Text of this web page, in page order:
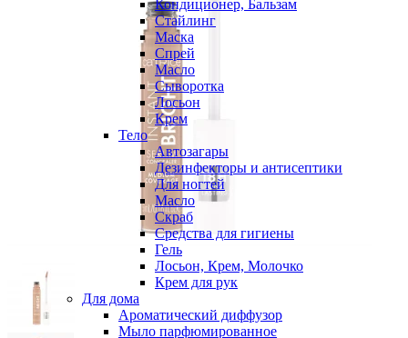
Кондиционер, Бальзам
Стайлинг
Маска
Спрей
Масло
Сыворотка
Лосьон
Крем
Тело
Автозагары
Дезинфекторы и антисептики
Для ногтей
Масло
Скраб
Средства для гигиены
Гель
Лосьон, Крем, Молочко
Крем для рук
Для дома
Ароматический диффузор
Мыло парфюмированное